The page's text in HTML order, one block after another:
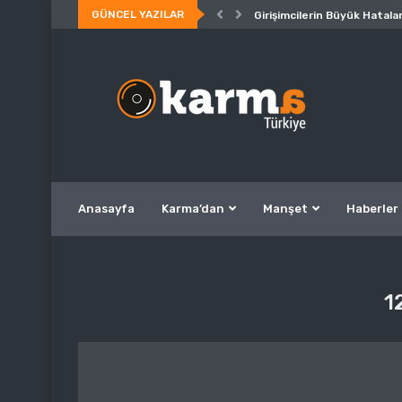
GÜNCEL YAZILAR Girişimcilerin Büyük
Anasayfa Karma’dan Manşet Haberler